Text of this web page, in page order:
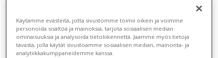
automaattisesti, ja aikaa vapautuu vaativampien
tehtävien hoitamiseen. Digitaaliset työvälineet myös
virtaviivaistavat isännöinnin prosesseja, jolloin
Käytämme evästeitä, jotta sivustomme toimii oikein ja voimme
personoida sisältöä ja mainoksia, tarjota sosiaalisen median
ominaisuuksia ja analysoida tietoliikennettä. Jaamme myös tietoja
tavasta, jolla käytät sivustoamme sosiaalisen median, mainonta- ja
analytiikkakumppaneidemme kanssa.